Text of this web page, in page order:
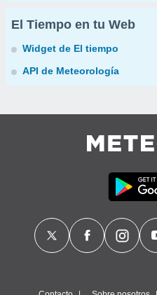
El Tiempo en tu Web
Widget de El tiempo
API de Meteorología